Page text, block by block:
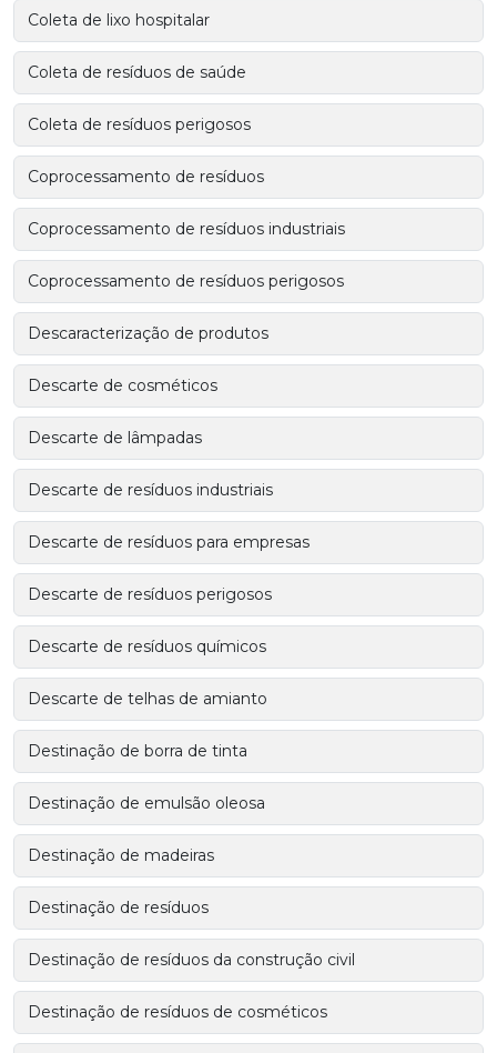
Coleta de lixo hospitalar
Coleta de resíduos de saúde
Coleta de resíduos perigosos
Coprocessamento de resíduos
Coprocessamento de resíduos industriais
Coprocessamento de resíduos perigosos
Descaracterização de produtos
Descarte de cosméticos
Descarte de lâmpadas
Descarte de resíduos industriais
Descarte de resíduos para empresas
Descarte de resíduos perigosos
Descarte de resíduos químicos
Descarte de telhas de amianto
Destinação de borra de tinta
Destinação de emulsão oleosa
Destinação de madeiras
Destinação de resíduos
Destinação de resíduos da construção civil
Destinação de resíduos de cosméticos